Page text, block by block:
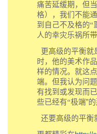
痛苦延缓期，但
格），我们不能
到自己不及格的“
人的幸灾乐祸所
更高级的平衡就
时，他的美术作
样的情况。 就这
端。但我认为问
有找到或发现而
些已经有“极端”
还要高级的平衡